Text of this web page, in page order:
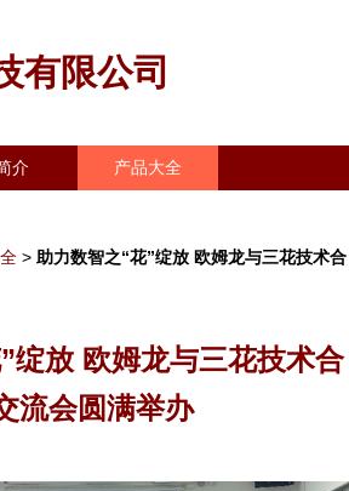
有限公司
介 产品大全
> 助力数智之“花”绽放 欧姆龙与三花技术合
绽放 欧姆龙与三花技术合
流会圆满举办